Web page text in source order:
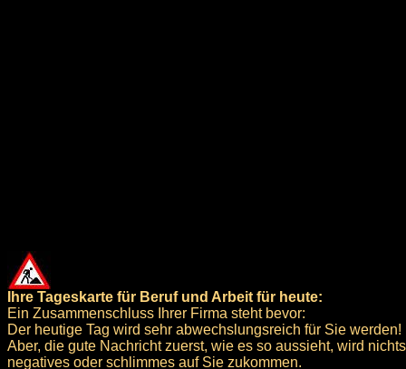
Ihre Tageskarte für Beruf und Arbeit für heute:
Ein Zusammenschluss Ihrer Firma steht bevor:
Der heutige Tag wird sehr abwechslungsreich für Sie werden!
Aber, die gute Nachricht zuerst, wie es so aussieht, wird nichts
negatives oder schlimmes auf Sie zukommen.